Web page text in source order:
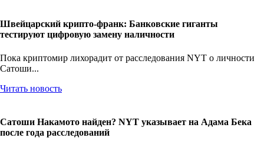
Швейцарский крипто-франк: Банковские гиганты
тестируют цифровую замену наличности
Пока криптомир лихорадит от расследования NYT о личности
Сатоши...
Читать новость
Сатоши Накамото найден? NYT указывает на Адама Бека
после года расследований